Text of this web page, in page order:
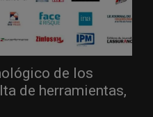
de los
de herramientas,